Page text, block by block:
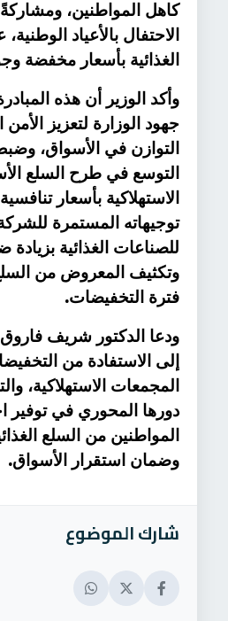
كاهل المواطنين،
الاحتفال بالأعياد
الغذائية بأسعار مخفضة
وأكد الوزير أن هذه
جهود الوزارة لتعزيز
التوازن في الأسواق،
التوسع في طرح السلع
الاستهلاكية بأسعار
توجيهاته المستمرة
للصناعات الغذائية
وتكثيف المعروض من
فترة التخفيضات.
ودعا الدكتور شريف
إلى الاستفادة من
المجمعات الاستهلاكية،
دورها المحوري في توفير
المواطنين من السلع
وضمان استقرار الأسواق.
شارك الموضوع